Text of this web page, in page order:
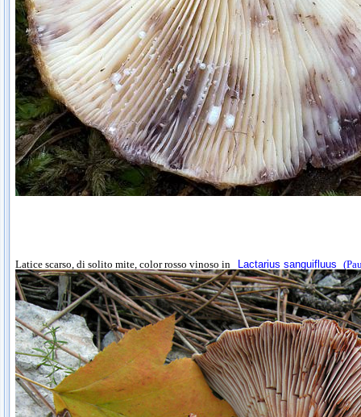
Latice scarso, di solito mite, color rosso vinoso in Lactarius sanguifluus